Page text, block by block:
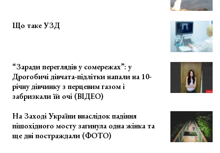
Що таке УЗД
“Заради переглядів у сомережах”: у
Дрогобичі дівчата-підлітки напали на 10-
річну дівчинку з перцевим газом і
забризкали їй очі (ВІДЕО)
На Заході України внаслідок падіння
пішохідного мосту загинула одна жінка та
ще дві постраждали (ФОТО)